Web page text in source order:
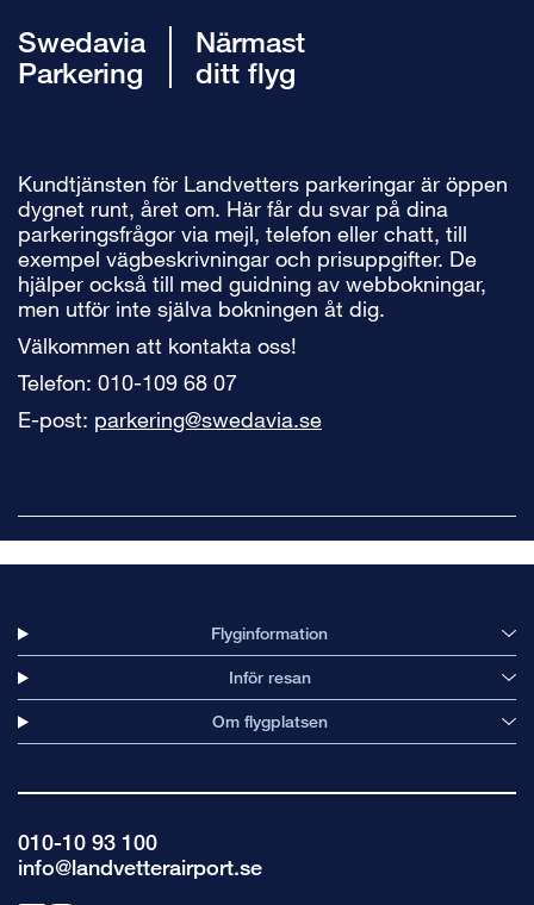
Swedavia
Parkering
Närmast
ditt flyg
Kundtjänsten för Landvetters parkeringar är öppen
dygnet runt, året om. Här får du svar på dina
parkeringsfrågor via mejl, telefon eller chatt, till
exempel vägbeskrivningar och prisuppgifter. De
hjälper också till med guidning av webbokningar,
men utför inte själva bokningen åt dig.
Välkommen att kontakta oss!
Telefon: 010-109 68 07
E-post: parkering@swedavia.se
Flyginformation
Inför resan
Om flygplatsen
010-10 93 100
info@landvetterairport.se